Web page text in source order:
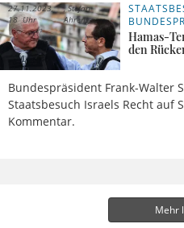
Hamas-
den
Bundespräsident Frank-Walter
Staatsbesuch Israels Recht auf
Kommentar.
27.11.2023,
18 Uhr
Stefan
Ahrens
Mehr